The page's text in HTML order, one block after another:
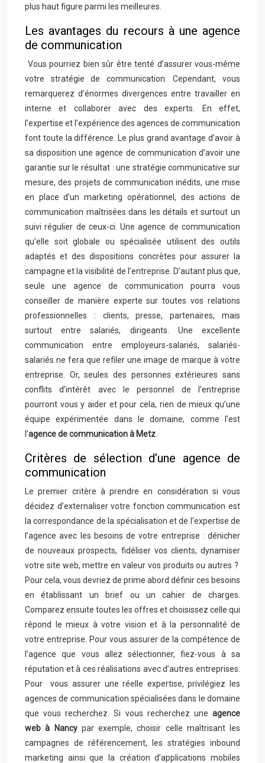
plus haut figure parmi les meilleures.
Les avantages du recours à une agence
de communication
Vous pourriez bien sûr être tenté d’assurer vous-même
votre stratégie de communication. Cependant, vous
remarquerez d’énormes divergences entre travailler en
interne et collaborer avec des experts. En effet,
l’expertise et l’expérience des agences de communication
font toute la différence. Le plus grand avantage d’avoir à
sa disposition une agence de communication d’avoir une
garantie sur le résultat : une stratégie communicative sur
mesure, des projets de communication inédits, une mise
en place d’un marketing opérationnel, des actions de
communication maîtrisées dans les détails et surtout un
suivi régulier de ceux-ci. Une agence de communication
qu’elle soit globale ou spécialisée utilisent des outils
adaptés et des dispositions concrètes pour assurer la
campagne et la visibilité de l’entreprise. D’autant plus que,
seule une agence de communication pourra vous
conseiller de manière experte sur toutes vos relations
professionnelles : clients, presse, partenaires, mais
surtout entre salariés, dirigeants. Une excellente
communication entre employeurs-salariés, salariés-
salariés ne fera que refiler une image de marque à votre
entreprise. Or, seules des personnes extérieures sans
conflits d’intérêt avec le personnel de l’entreprise
pourront vous y aider et pour cela, rien de mieux qu’une
équipe expérimentée dans le domaine, comme l’est
l’agence de communication à Metz
Critères de sélection d’une agence de
communication
Le premier critère à prendre en considération si vous
décidez d’externaliser votre fonction communication est
la correspondance de la spécialisation et de l’expertise de
l’agence avec les besoins de votre entreprise : dénicher
de nouveaux prospects, fidéliser vos clients, dynamiser
votre site web, mettre en valeur vos produits ou autres ?
Pour cela, vous devriez de prime abord définir ces besoins
en établissant un brief ou un cahier de charges.
Comparez ensuite toutes les offres et choisissez celle qui
répond le mieux à votre vision et à la personnalité de
votre entreprise. Pour vous assurer de la compétence de
l’agence que vous allez sélectionner, fiez-vous à sa
réputation et à ces réalisations avec d’autres entreprises.
Pour vous assurer une réelle expertise, privilégiez les
agences de communication spécialisées dans le domaine
que vous recherchez. Si vous recherchez une agence
web à Nancypar exemple, choisir celle maîtrisant les
campagnes de référencement, les stratégies inbound
marketing ainsi que la création d’applications mobiles